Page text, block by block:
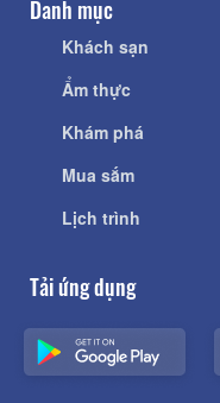
Danh mục
Khách sạn
Ẩm thực
Khám phá
Mua sắm
Lịch trình
Tải ứng dụng